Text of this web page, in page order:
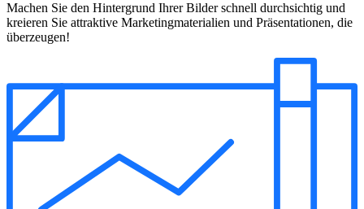
Machen Sie den Hintergrund Ihrer Bilder schnell durchsichtig und
kreieren Sie attraktive Marketingmaterialien und Präsentationen, die
überzeugen!